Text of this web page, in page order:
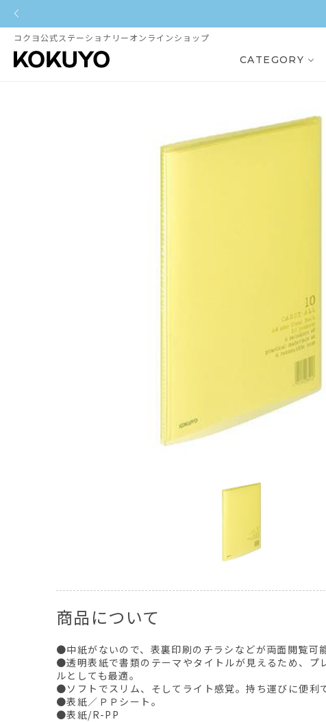
コクヨ公式ステーショナリーオンラインショップ
CATEGORY
商品について
●中紙がないので、表裏印刷のチラシなどが両面閲覧可能
●透明表紙で書類のテーマやタイトルが見えるため、プ
ルとしても最適。
●ソフトでスリム、そしてライト感覚。持ち運びに便利で
●表紙／ＰＰシート。
●表紙/R-PP